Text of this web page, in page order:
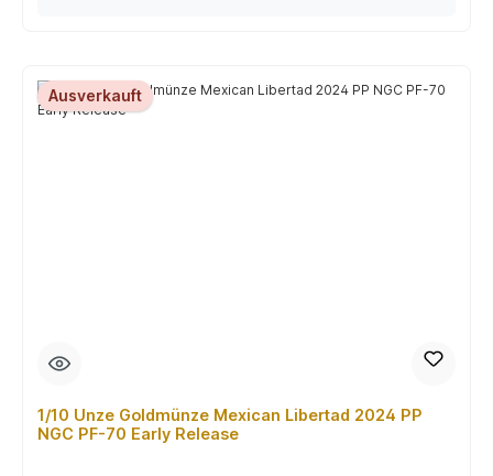
Ausverkauft
1/10 Unze Goldmünze Mexican Libertad 2024 PP
NGC PF-70 Early Release